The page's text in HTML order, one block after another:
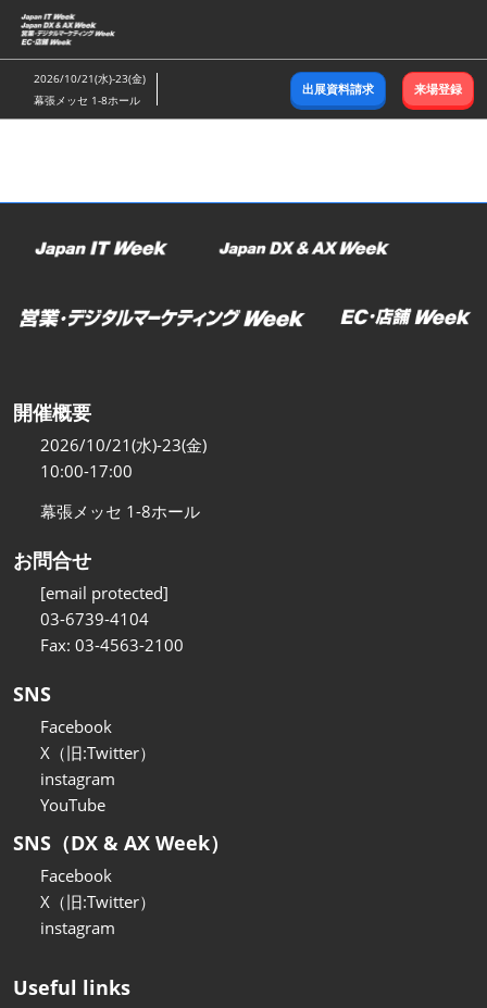
ス
キ
ッ
し
む
2026/10/21(水)-23(金)
幕張メッセ 1-8ホール
出展資料請求 来場登録
開催概要
2026/10/21(水)-23(金)
10:00-17:00
幕張メッセ 1-8ホール
お問合せ
[email protected]
03-6739-4104
Fax: 03-4563-2100
SNS
Facebook
X（旧:Twitter）
instagram
YouTube
SNS（DX & AX Week）
Facebook
X（旧:Twitter）
instagram
Useful links